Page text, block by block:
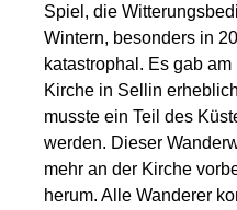
Spiel, die
Wintern, besonders in
katastrophal. Es gab
Kirche in Sellin
musste ein Teil des
werden. Dieser
mehr an der Kirche
herum. Alle Wanderer